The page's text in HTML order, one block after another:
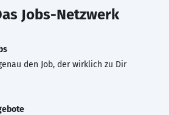
Jobs-Netzwerk
den Job, der wirklich zu Dir